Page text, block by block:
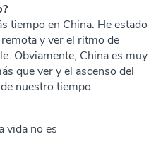
tiempo en China. He estado
y ver el ritmo de
Obviamente, China es muy
que ver y el ascenso del
nuestro tiempo.
vida no es